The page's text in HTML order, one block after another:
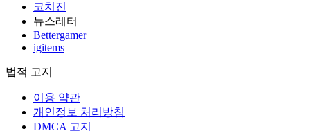
코치진
뉴스레터
Bettergamer
igitems
법적 고지
이용 약관
개인정보 처리방침
DMCA 고지